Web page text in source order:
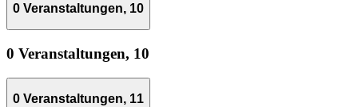
0 Veranstaltungen, 10
0 Veranstaltungen, 10
0 Veranstaltungen, 11